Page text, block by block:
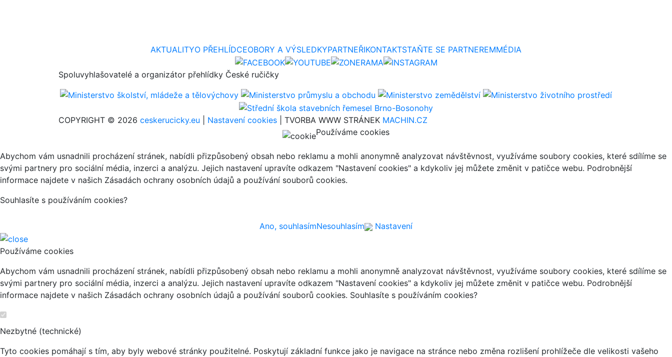
AKTUALITYO PŘEHLÍDCEOBORY A VÝSLEDKYPARTNEŘIKONTAKTSTAŇTE SE PARTNEREMMÉDIA
Spoluvyhlašovatelé a organizátor přehlídky České ručičky
COPYRIGHT © 2026 ceskerucicky.eu Nastavení cookies | TVORBA WWW STRÁNEK MACHIN.CZ
Používáme cookies
Abychom vám usnadnili procházení stránek, nabídli přizpůsobený obsah nebo reklamu a mohli anonymně analyzovat návštěvnost, využíváme soubory cookies, které sdílíme se
svými partnery pro sociální média, inzerci a analýzu. Jejich nastavení upravíte odkazem "Nastavení cookies" a kdykoliv jej můžete změnit v patičce webu. Podrobnější
informace najdete v našich Zásadách ochrany osobních údajů a používání souborů cookies.
Souhlasíte s používáním cookies?
Ano, souhlasímNesouhlasím Nastavení
Používáme cookies
Abychom vám usnadnili procházení stránek, nabídli přizpůsobený obsah nebo reklamu a mohli anonymně analyzovat návštěvnost, využíváme soubory cookies, které sdílíme se
svými partnery pro sociální média, inzerci a analýzu. Jejich nastavení upravíte odkazem "Nastavení cookies" a kdykoliv jej můžete změnit v patičce webu. Podrobnější
informace najdete v našich Zásadách ochrany osobních údajů a používání souborů cookies. Souhlasíte s používáním cookies?
Nezbytné (technické)
Tyto cookies pomáhají s tím, aby byly webové stránky použitelné. Poskytují základní funkce jako je navigace na stránce nebo změna rozlišení prohlížeče dle velikosti vašeho